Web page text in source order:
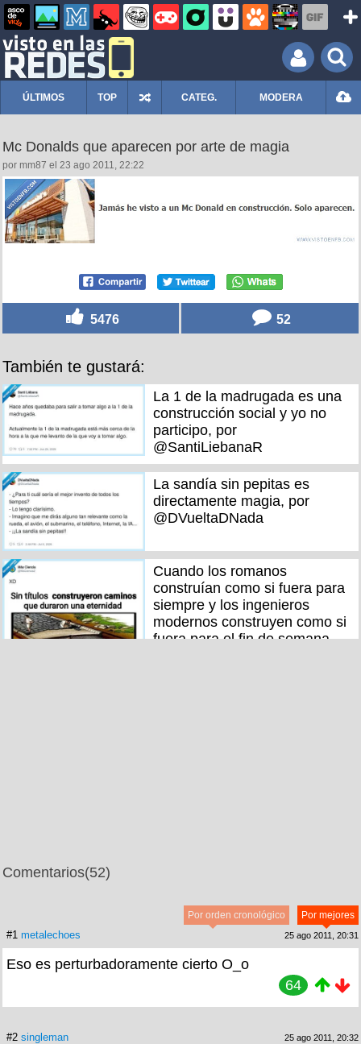
ÚLTIMOS TOP CATEG. MODERA
Mc Donalds que aparecen por arte de magia
por mm87 el 23 ago 2011, 22:22
5476 52
También te gustará:
La 1 de la madrugada es una
construcción social y yo no
participo, por
@SantiLiebanaR
La sandía sin pepitas es
directamente magia, por
@DVueltaDNada
Cuando los romanos
construían como si fuera para
siempre y los ingenieros
modernos construyen como si
fuera para el fin de semana,
Comentarios(52)
Por mejores
Por orden cronológico
#1 metalechoes 25 ago 2011, 20:31
Eso es perturbadoramente cierto O_o
64
#2 singleman 25 ago 2011, 20:32